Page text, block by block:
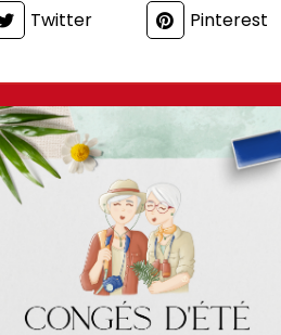
Twitter Pinterest